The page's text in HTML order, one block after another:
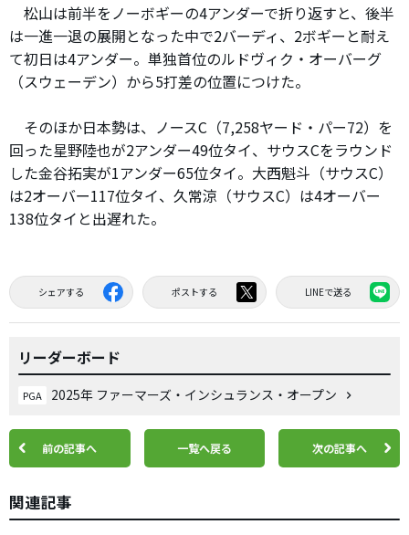
松山は前半をノーボギーの4アンダーで折り返すと、後半
は一進一退の展開となった中で2バーディ、2ボギーと耐え
て初日は4アンダー。単独首位のルドヴィク・オーバーグ
（スウェーデン）から5打差の位置につけた。
そのほか日本勢は、ノースC（7,258ヤード・パー72）を
回った星野陸也が2アンダー49位タイ、サウスCをラウンド
した金谷拓実が1アンダー65位タイ。大西魁斗（サウスC）
は2オーバー117位タイ、久常涼（サウスC）は4オーバー
138位タイと出遅れた。
シェアする ポストする LINEで送る
リーダーボード
PGA 2025年 ファーマーズ・インシュランス・オープン
前の記事へ 一覧へ戻る 次の記事へ
関連記事